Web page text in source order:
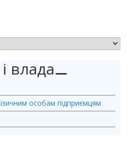
влада⚊
особам підприємцям